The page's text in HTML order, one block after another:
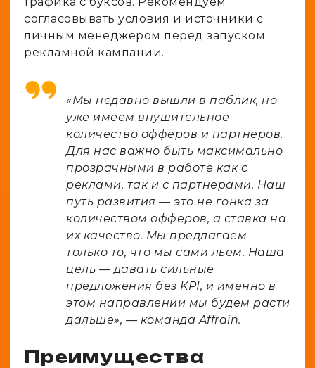
согласовывать условия и источники с
личным менеджером перед запуском
рекламной кампании.
«Мы недавно вышли в паблик, но
уже имеем внушительное
количество офферов и партнеров.
Для нас важно быть максимально
прозрачными в работе как с
реклами, так и с партнерами. Наш
путь развития — это не гонка за
количеством офферов, а ставка на
их качество. Мы предлагаем
только то, что мы сами льем. Наша
цель — давать сильные
предложения без KPI, и именно в
этом направлении мы будем расти
дальше», — команда Affrain.
Преимущества